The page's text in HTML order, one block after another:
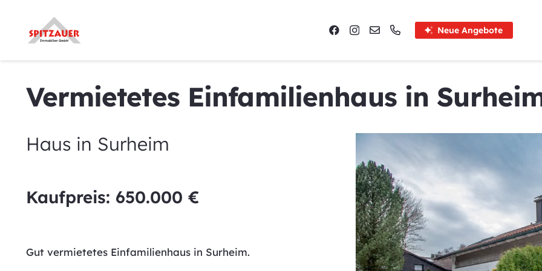
Neue Angebote
Vermietetes Einfamilienhaus in
Haus in Surheim
Kaufpreis: 650.000 €
Gut vermietetes Einfamilienhaus in Surheim.